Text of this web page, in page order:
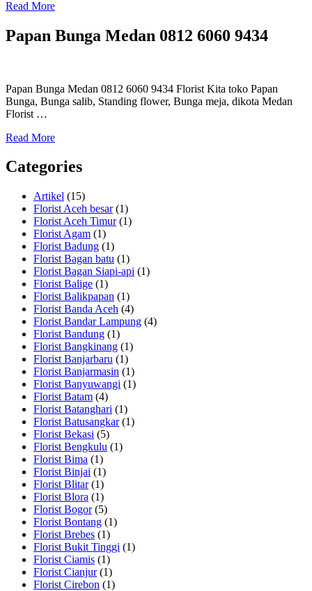
Read More
Papan Bunga Medan 0812 6060 9434
Papan Bunga Medan 0812 6060 9434 Florist Kita toko Papan
Bunga, Bunga salib, Standing flower, Bunga meja, dikota Medan
Florist …
Read More
Categories
Artikel (15)
Florist Aceh besar(1)
Florist Aceh Timur(1)
Florist Agam (1)
Florist Badung (1)
Florist Bagan batu (1)
Florist Bagan Siapi-api (1)
Florist Balige (1)
Florist Balikpapan (1)
Florist Banda Aceh (4)
Florist Bandar Lampung (4)
Florist Bandung (1)
Florist Bangkinang (1)
Florist Banjarbaru (1)
Florist Banjarmasin (1)
Florist Banyuwangi (1)
Florist Batam (4)
Florist Batanghari (1)
Florist Batusangkar(1)
Florist Bekasi (5)
Florist Bengkulu (1)
Florist Bima (1)
Florist Binjai (1)
Florist Blitar(1)
Florist Blora (1)
Florist Bogor(5)
Florist Bontang (1)
Florist Brebes (1)
Florist Bukit Tinggi (1)
Florist Ciamis (1)
Florist Cianjur(1)
Florist Cirebon (1)